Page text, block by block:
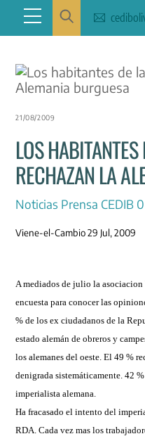
content
Menu
21/08/2009
LOS
RECHAZAN LA
Noticias Prensa CEDIB 0
Viene-el-Cambio 29 Jul, 2009
A mediados de julio la
encuesta para conocer las
% de los ex ciudadanos de la
estado alemán de obreros y
los alemanes del oeste. El 49 %
denigrada sistemáticamente. 42
imperialista alemana.
Ha fracasado el intento del
RDA. Cada vez mas los